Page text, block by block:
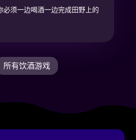
必须一边喝酒一边完成田野上的
所有饮酒游戏